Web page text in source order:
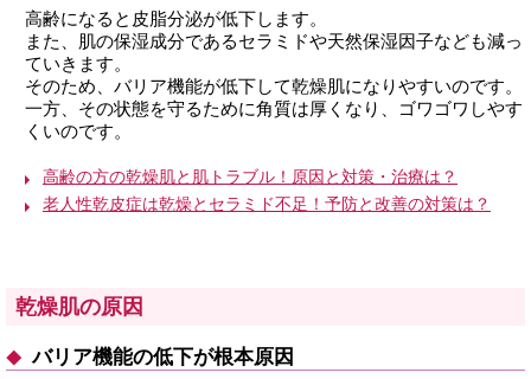
高齢になると皮脂分泌が低下します。
また、肌の保湿成分であるセラミドや天然保湿因子なども減っ
ていきます。
そのため、バリア機能が低下して乾燥肌になりやすいのです。
一方、その状態を守るために角質は厚くなり、ゴワゴワしやす
くいのです。
高齢の方の乾燥肌と肌トラブル！原因と対策・治療は？
老人性乾皮症は乾燥とセラミド不足！予防と改善の対策は？
乾燥肌の原因
バリア機能の低下が根本原因